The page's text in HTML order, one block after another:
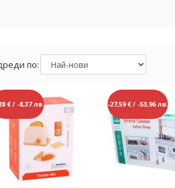
по:
€ / -8,37 лв. -27,59 € / -53,96 лв.